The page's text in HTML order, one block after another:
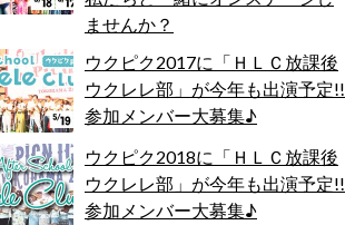
ませんか？
ウクピク2017に「ＨＬＣ放課後
ウクレレ部」が今年も出演予定!!
参加メンバー大募集♪
ウクピク2018に「ＨＬＣ放課後
ウクレレ部」が今年も出演予定!!
参加メンバー大募集♪